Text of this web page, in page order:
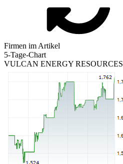
Firmen im Artikel
5-Tage-Chart
VULCAN ENERGY RESOURCES